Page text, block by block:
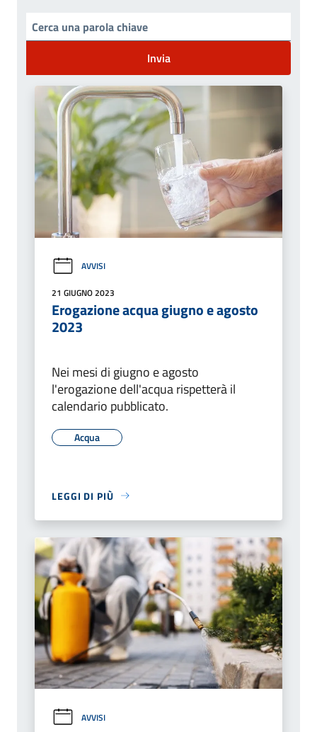
Invia
AVVISI
21 GIUGNO 2023
Erogazione acqua giugno e agosto
2023
Nei mesi di giugno e agosto
l'erogazione dell'acqua rispetterà il
calendario pubblicato.
Acqua
LEGGI DI PIÙ
AVVISI